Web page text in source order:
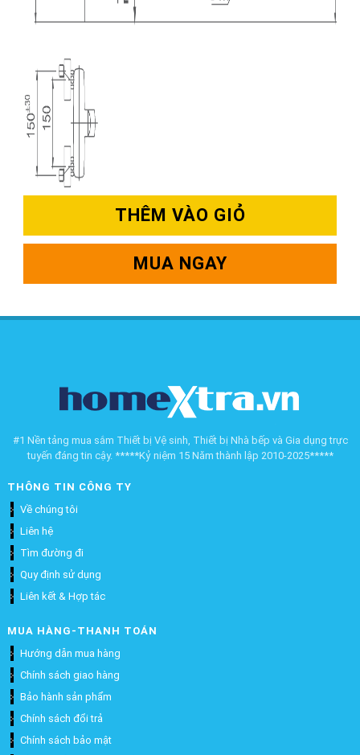
THÊM VÀO GIỎ
MUA NGAY
#1 Nền tảng mua sắm Thiết bị Vệ sinh, Thiết bị Nhà bếp và Gia dụng trực
tuyến đáng tin cậy. *****Kỷ niệm 15 Năm thành lập 2010-2025*****
THÔNG TIN CÔNG TY
Về chúng tôi
Liên hệ
Tìm đường đi
Quy định sử dụng
Liên kết & Hợp tác
MUA HÀNG-THANH TOÁN
Hướng dẫn mua hàng
Chính sách giao hàng
Bảo hành sản phẩm
Chính sách đổi trả
Chính sách bảo mật